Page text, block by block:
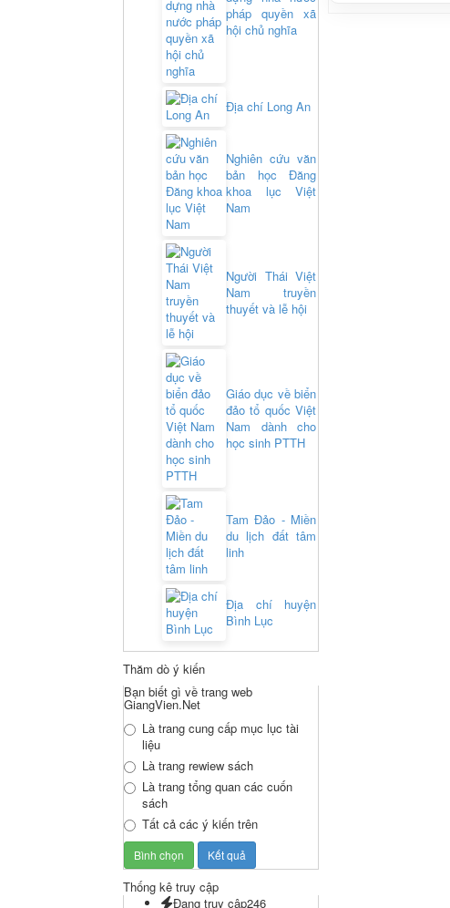
pháp quyền xã
hội chủ nghĩa
Địa chí Long An
Nghiên cứu văn
bản học Đăng
khoa lục Việt
Nam
Người Thái Việt
Nam truyền
thuyết và lễ hội
Giáo dục về biển
đảo tổ quốc Việt
Nam dành cho
học sinh PTTH
Tam Đảo - Miền
du lịch đất tâm
linh
Địa chí huyện
Bình Lục
Thăm dò ý kiến
Bạn biết gì về trang web
GiangVien.Net
Là trang cung cấp mục lục tài
liệu
Là trang rewiew sách
Là trang tổng quan các cuốn
sách
Tất cả các ý kiến trên
Thống kê truy cập
Đang truy cập246